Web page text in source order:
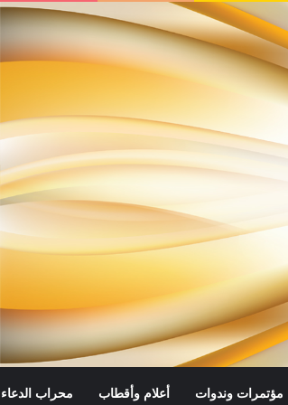
مؤتمرات وندوات أعلام وأقطاب محراب الدعاء